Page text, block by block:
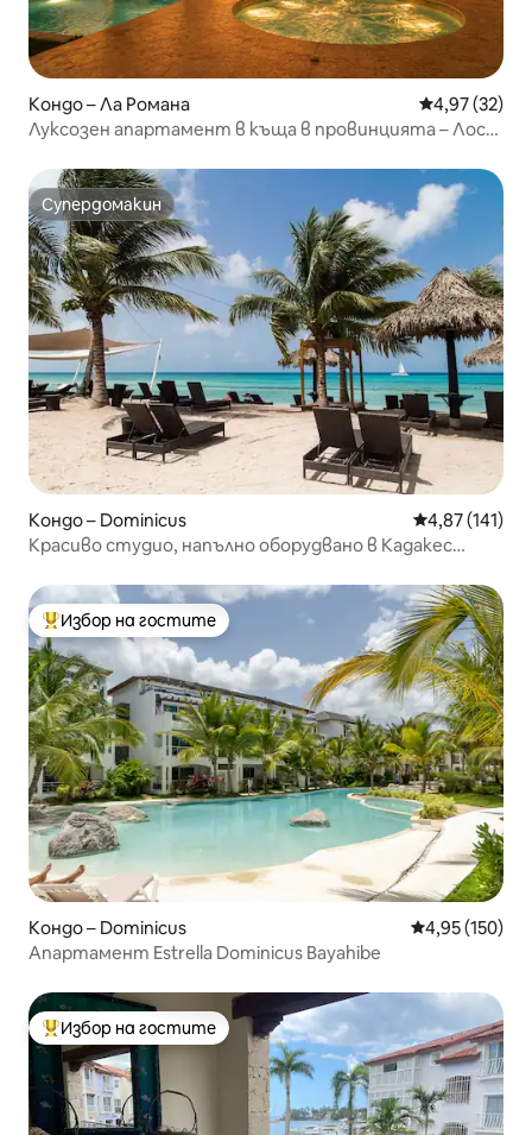
Кондо – Ла Романа Средна
4,97 (32)
Луксозен апартамент в къща в провинцията – Лос
Супердомакин
Супердомакин
Кондо – Dominicus Средна
4,87 (141)
Красиво студио, напълно оборудвано в Кадакес
Най-популярен избор на гостите
Избор на гостите
Кондо – Dominicus Средна
4,95 (150)
Апартамент Estrella Dominicus Bayahibe
Най-популярен избор на гостите
Избор на гостите